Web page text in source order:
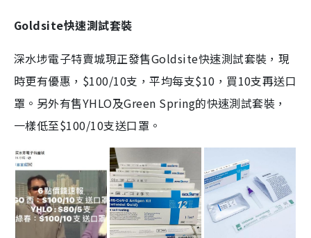
Goldsite快速測試套裝
深水埗電子特賣城現正發售Goldsite快速測試套裝，現
時更有優惠，$100/10支，平均每支$10，買10支再送口
罩。另外有售YHLO及Green Spring的快速測試套裝，
一樣低至$100/10支送口罩。